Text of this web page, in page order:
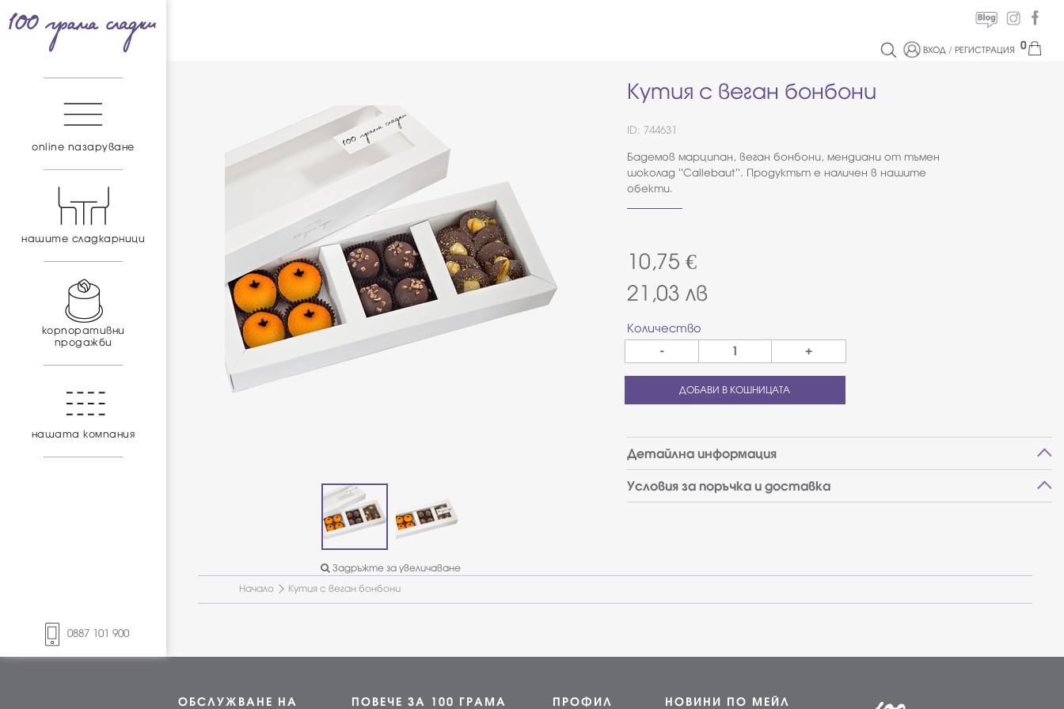
online пазаруване
нашите сладкарници
корпоративни
продажби
нашата компания
0887 101 900
ВХОД /РЕГИСТРАЦИЯ 0
Задръжте за увеличаване
Кутия с веган бонбони
ID: 744631
Бадемов марципан, веган бонбони, мендиани от тъмен
шоколад ''Callebaut''. Продуктът е наличен в нашите
обекти.
10,75 €
21,03 лв
Количество
- +
ДОБАВИ В КОШНИЦАТА
Детайлна информация
Условия за поръчка и доставка
Начало Кутия с веган бонбони
ОБСЛУЖВАНЕ НА ПОВЕЧЕ ЗА 100 ГРАМА ПРОФИЛ НОВИНИ ПО МЕЙЛ